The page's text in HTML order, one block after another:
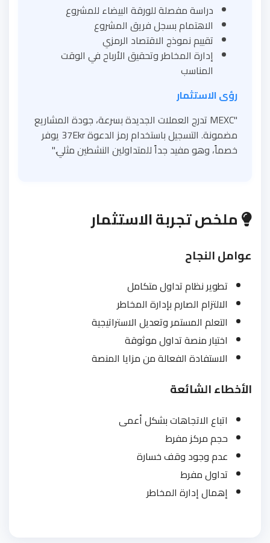
دراسة مفصلة للورقة البيضاء للمشروع
الاهتمام بسجل فريق المشروع
تقييم نموذج الاقتصاد الرمزي
إدارة المخاطر وتحقيق الأرباح في الوقت
المناسب
رؤى الاستثمار
"MEXC تدرج العملات الجديدة بسرعة، جودة المشاريع
مضمونة. التسجيل باستخدام رمز الدعوة 37Ekr يوفر
خصماً، وهو مفيد جداً للمتداولين النشطين مثلي."
ملخص تجربة الاستثمار
عوامل النجاح
تطوير نظام تداول متكامل
الالتزام الصارم بإدارة المخاطر
التعلم المستمر وتعديل الاستراتيجية
اختيار منصة تداول موثوقة
الاستفادة الفعالة من مزايا المنصة
الأخطاء الشائعة
اتباع الاتجاهات بشكل أعمى
حجم مركز مفرط
عدم وجود وقف خسارة
تداول مفرط
إهمال إدارة المخاطر